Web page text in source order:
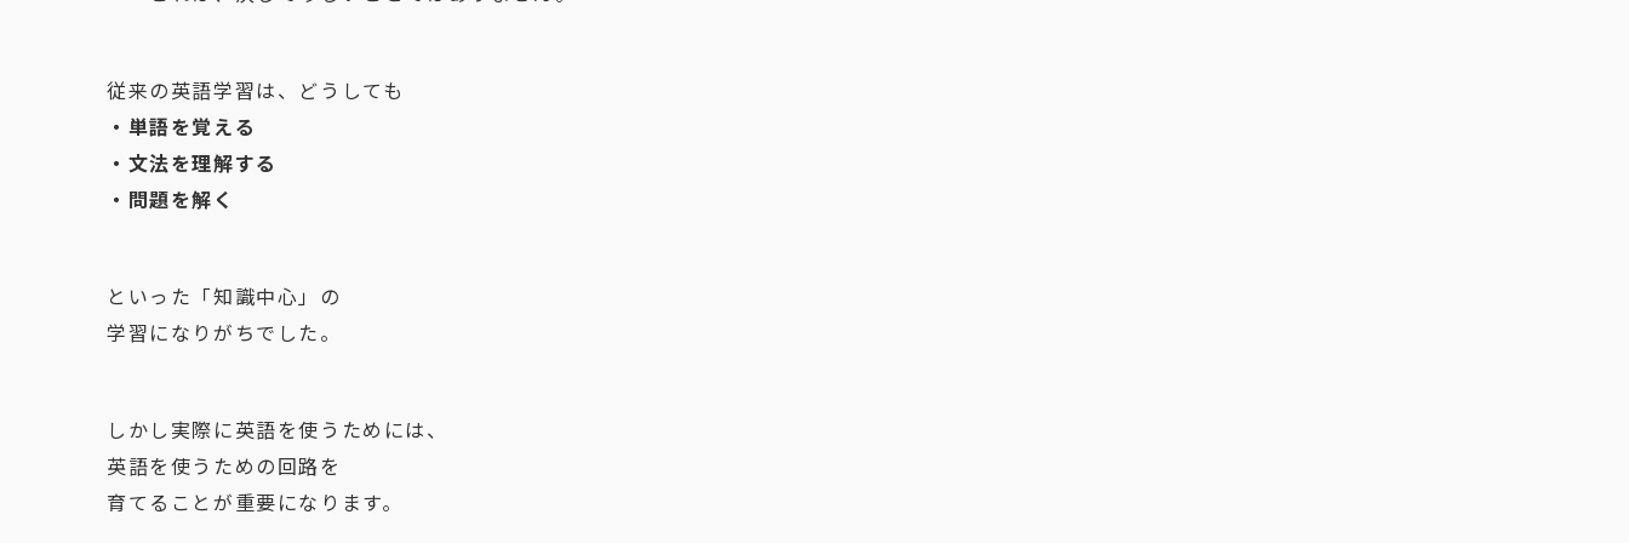
従来の英語学習は、どうしても
・単語を覚える
・文法を理解する
・問題を解く
といった「知識中心」の
学習になりがちでした。
しかし実際に英語を使うためには、
英語を使うための回路を
育てることが重要になります。